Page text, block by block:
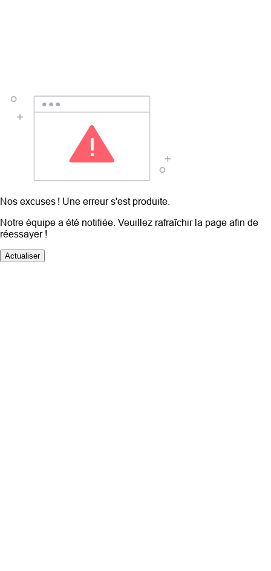
Nos excuses ! Une erreur s'est produite.
Notre équipe a été notifiée. Veuillez rafraîchir la page afin de
réessayer !
Actualiser